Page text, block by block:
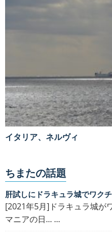
イタリア、ネルヴィ
ちまたの話題
肝試しにドラキュラ城でワク
[2021年5月]ドラキュラ城が
マニアの日... ...